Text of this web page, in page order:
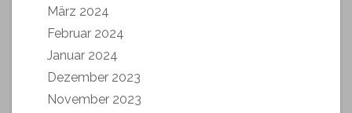
März 2024
Februar 2024
Januar 2024
Dezember 2023
November 2023